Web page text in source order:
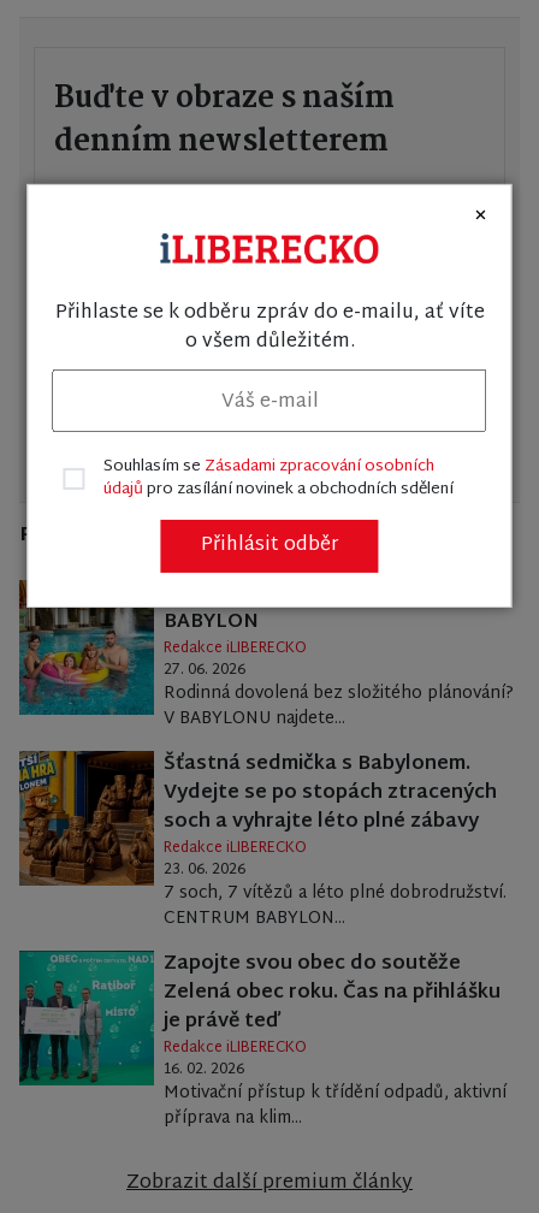
Buďte v obraze s naším
denním newsletterem
Každý den vám pošleme přehled všeho důležitého
Zásadami zpracování osobních
údajůpro zasílání novinek a obchodních
Premium články
BABYLON
Redakce iLIBERECKO
27. 06. 2026
Rodinná dovolená bez složitého plánování?
V BABYLONU najdete...
Šťastná sedmička s Babylonem.
Vydejte se po stopách ztracených
soch a vyhrajte léto plné zábavy
Redakce iLIBERECKO
23. 06. 2026
7 soch, 7 vítězů a léto plné dobrodružství.
CENTRUM BABYLON...
Zapojte svou obec do soutěže
Zelená obec roku. Čas na přihlášku
je právě teď
Redakce iLIBERECKO
16. 02. 2026
Motivační přístup k třídění odpadů, aktivní
příprava na klim...
Zobrazit další premium články
×
Přihlaste se k odběru zpráv do e-mailu, ať víte
o všem důležitém.
Váš e-mail
Souhlasím se Zásadami zpracování osobních
údajůpro zasílání novinek a obchodních sdělení
Přihlásit odběr